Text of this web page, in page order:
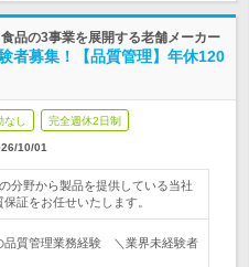
品の3事業を展開する老舗メーカー
者募集！【品質管理】年休120
なし 完全週休2日制
10/01
分野から製品を提供している当社
証をお任せいたします。
品質管理業務経験 ＼業界未経験者